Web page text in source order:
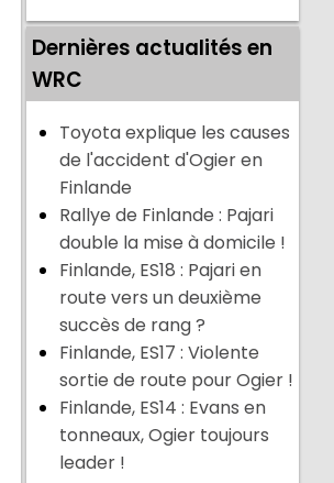
Dernières actualités en
WRC
Toyota explique les causes
de l'accident d'Ogier en
Finlande
Rallye de Finlande : Pajari
double la mise à domicile !
Finlande, ES18 : Pajari en
route vers un deuxième
succès de rang ?
Finlande, ES17 : Violente
sortie de route pour Ogier !
Finlande, ES14 : Evans en
tonneaux, Ogier toujours
leader !